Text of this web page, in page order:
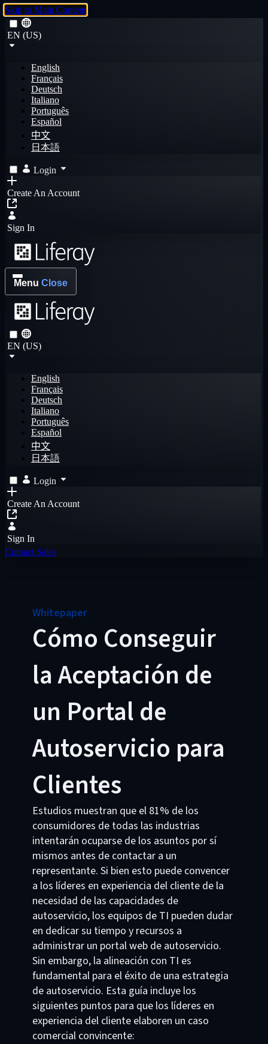
Skip to Main Content
EN (US)
English
Français
Deutsch
Italiano
Português
Español
中文
日本語
Login
Create An Account
Sign In
Menu Close
EN (US)
English
Français
Deutsch
Italiano
Português
Español
中文
日本語
Login
Create An Account
Sign In
Contact Sales
Whitepaper
Cómo Conseguir
la Aceptación de
un Portal de
Autoservicio para
Clientes
Estudios muestran que el 81% de los
consumidores de todas las industrias
intentarán ocuparse de los asuntos por sí
mismos antes de contactar a un
representante. Si bien esto puede convencer
a los líderes en experiencia del cliente de la
necesidad de las capacidades de
autoservicio, los equipos de TI pueden dudar
en dedicar su tiempo y recursos a
administrar un portal web de autoservicio.
Sin embargo, la alineación con TI es
fundamental para el éxito de una estrategia
de autoservicio. Esta guía incluye los
siguientes puntos para que los líderes en
experiencia del cliente elaboren un caso
comercial convincente: